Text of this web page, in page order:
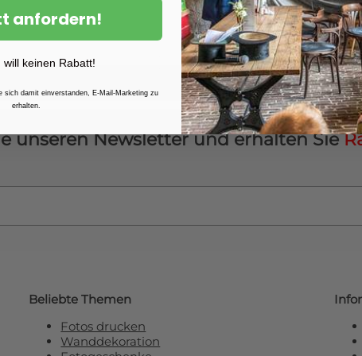
– von kleinen Abzügen bis
Weitere Druckvarianten,
Fotoposterund die
unseren Newsletter und erhalten Sie
Beliebte Themen
Fotos drucken
Wanddekoration
anfordern!
will keinen Rabatt!
sich damit einverstanden, E-Mail-Marketing zu
erhalten.